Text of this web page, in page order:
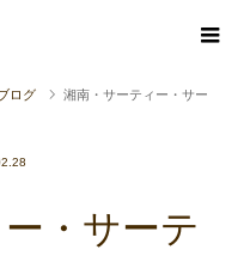
ログ
湘南・サーティー・サー
・サーテ